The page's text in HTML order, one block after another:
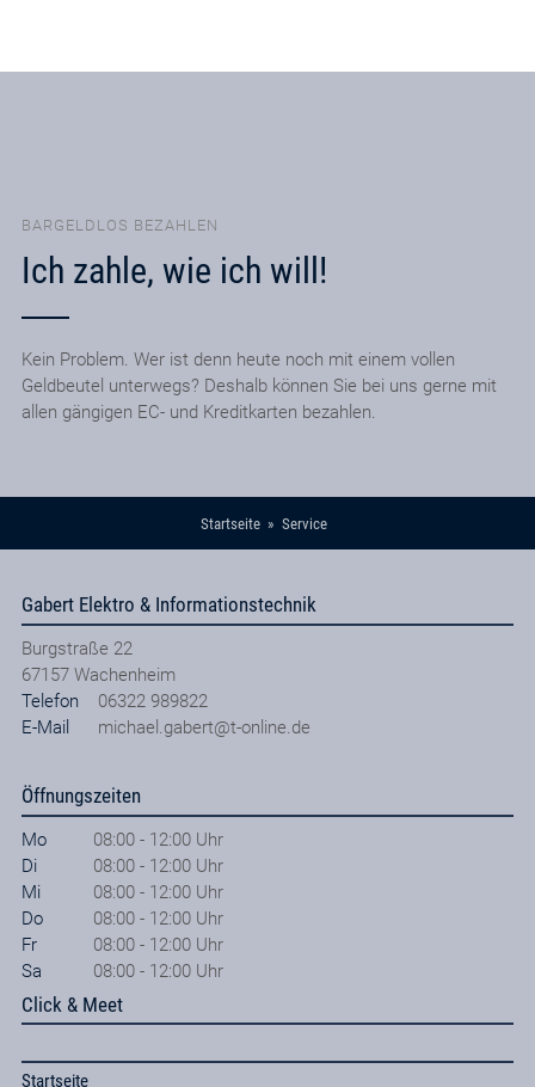
BARGELDLOS BEZAHLEN
Ich zahle, wie ich will!
Kein Problem. Wer ist denn heute noch mit einem vollen
Geldbeutel unterwegs? Deshalb können Sie bei uns gerne mit
allen gängigen EC- und Kreditkarten bezahlen.
Startseite Service
Gabert Elektro & Informationstechnik
Burgstraße 22
67157 Wachenheim
Telefon
06322 989822
E-Mail
michael.gabert@t-online.de
Öffnungszeiten
Mo
08:00 - 12:00 Uhr
Di
08:00 - 12:00 Uhr
Mi
08:00 - 12:00 Uhr
Do
08:00 - 12:00 Uhr
Fr
08:00 - 12:00 Uhr
Sa
08:00 - 12:00 Uhr
Click & Meet
Startseite